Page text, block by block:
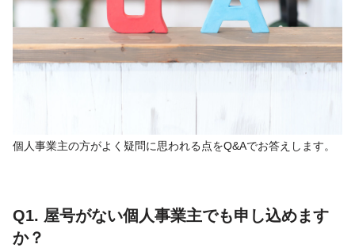
個人事業主の方がよく疑問に思われる点をQ&Aでお答えします。
Q1. 屋号がない個人事業主でも申し込めます
か？